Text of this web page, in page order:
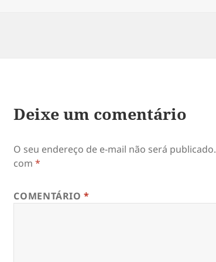
Deixe um comentário
O seu endereço de e-mail não será publicado.
com*
COMENTÁRIO*